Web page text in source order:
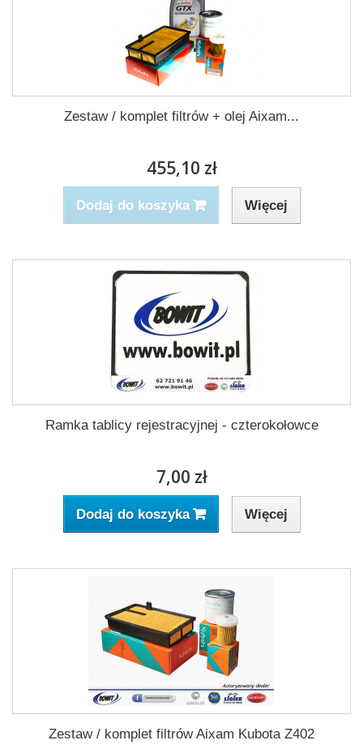
Zestaw / komplet filtrów + olej Aixam...
455,10 zł
Dodaj do koszyka Więcej
Ramka tablicy rejestracyjnej - czterokołowce
7,00 zł
Dodaj do koszyka Więcej
Zestaw / komplet filtrów Aixam Kubota Z402